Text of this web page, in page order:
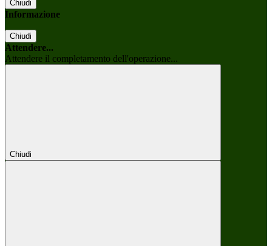
Chiudi
Informazione
Chiudi
Attendere...
Attendere il completamento dell'operazione...
Chiudi